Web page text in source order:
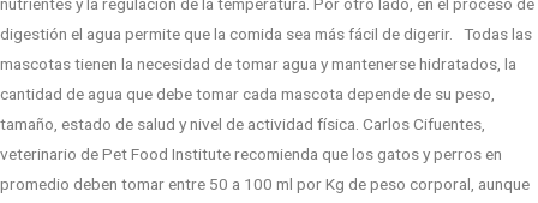
digestión el agua permite que la comida sea más fácil de digerir. Todas las
mascotas tienen la necesidad de tomar agua y mantenerse hidratados, la
cantidad de agua que debe tomar cada mascota depende de su peso,
tamaño, estado de salud y nivel de actividad física. Carlos Cifuentes,
veterinario de Pet Food Institute recomienda que los gatos y perros en
promedio deben tomar entre 50 a 100 ml por Kg de peso corporal, aunque